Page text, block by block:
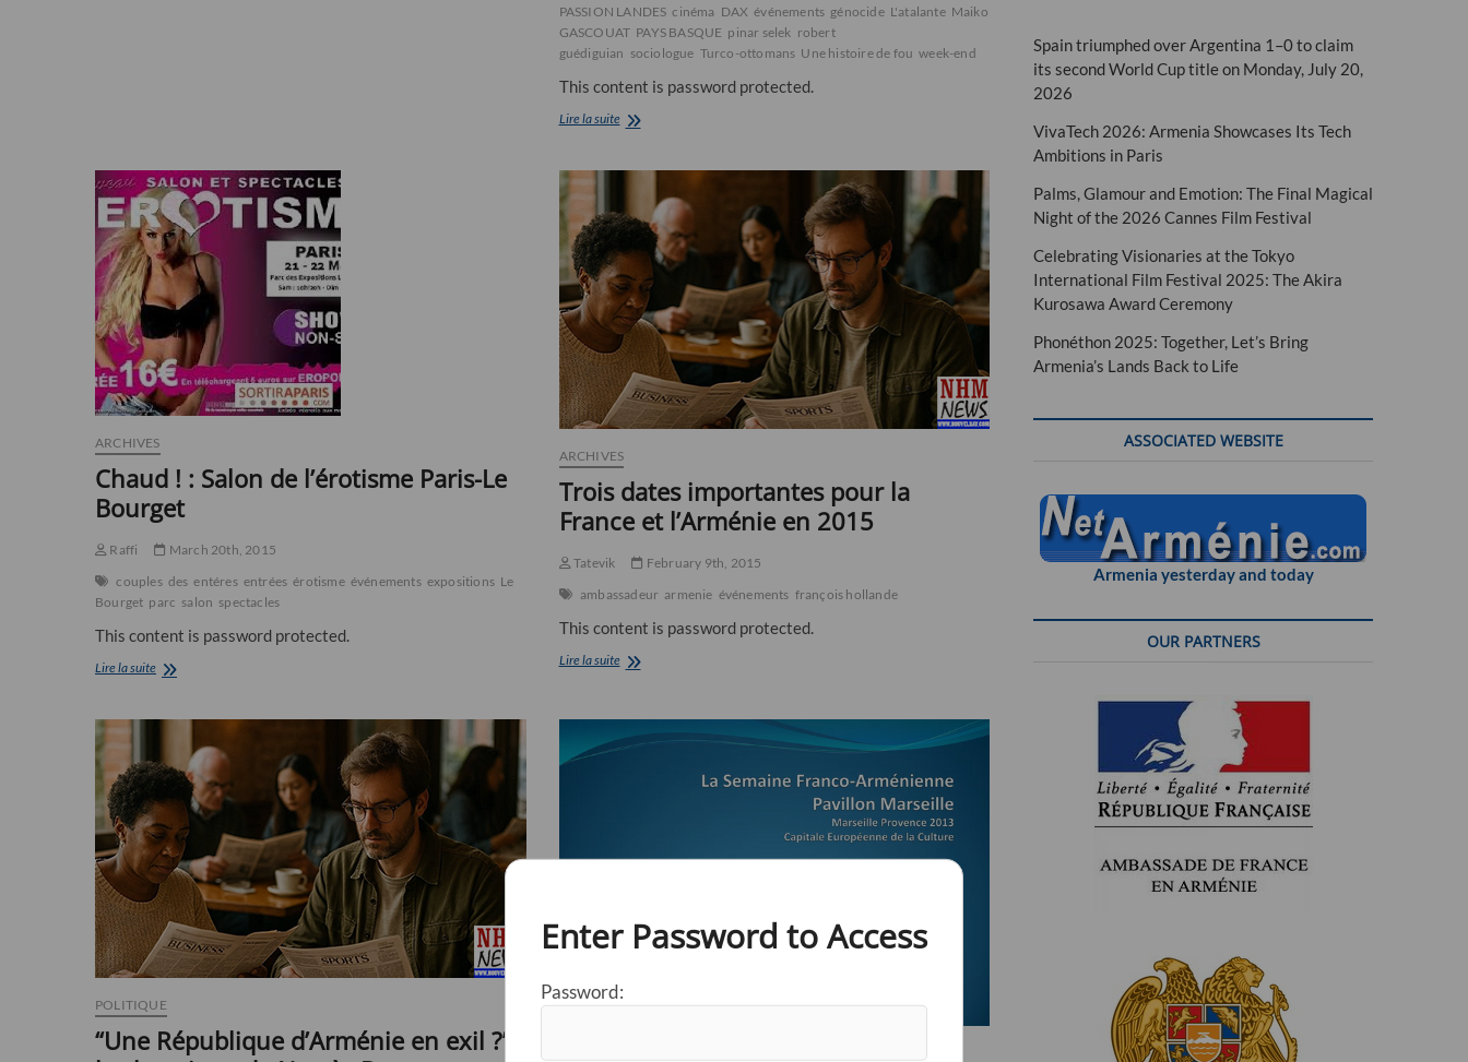
PASSION LANDES cinéma DAX événements génocide L'atalante Maiko
GASCOUAT PAYS BASQUE pinar selek robert
guédiguian sociologue Turco-ottomans Une histoire de fou week-end
This content is password protected.
Lire la suiteAvant-
Novembre
présence
d’Ariane
Ascaride
ce
Mardi
3
Novembre
à
20h30
à
l’Atalante
ARCHIVES
Chaud ! : Salon de l’érotisme Paris-Le
Bourget
Raffi
March 20th, 2015
couples des entéres entrées érotisme événements expositions Le
Bourget parc salon spectacles
This content is password protected.
Lire la suiteChaud
l’érotisme
Le
Bourget
ARCHIVES
Trois dates importantes pour la
France et l’Arménie en 2015
Tatevik
February 9th, 2015
ambassadeur armenie événements françois hollande
This content is password protected.
Lire la suiteTrois
pour
la
POLITIQUE
“Une République d’Arménie en exil ?”,
Spain triumphed over Argentina 1–0 to claim
its second World Cup title on Monday, July 20,
2026
VivaTech 2026: Armenia Showcases Its Tech
Ambitions in Paris
Palms, Glamour and Emotion: The Final Magical
Night of the 2026 Cannes Film Festival
Celebrating Visionaries at the Tokyo
International Film Festival 2025: The Akira
Kurosawa Award Ceremony
Phonéthon 2025: Together, Let’s Bring
Armenia’s Lands Back to Life
ASSOCIATED WEBSITE
Armenia yesterday and today
OUR PARTNERS
Enter Password to Access
Password: